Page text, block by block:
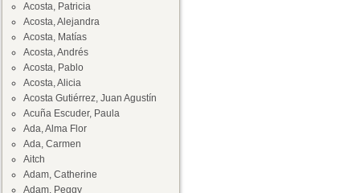
Acosta, Patricia
Acosta, Alejandra
Acosta, Matías
Acosta, Andrés
Acosta, Pablo
Acosta, Alicia
Acosta Gutiérrez, Juan Agustín
Acuña Escuder, Paula
Ada, Alma Flor
Ada, Carmen
Aitch
Adam, Catherine
Adam, Peggy